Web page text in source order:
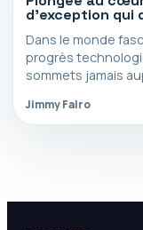
d’exception qui
intimes
Dans le monde
progrès
sommets jamais
Jimmy Falro